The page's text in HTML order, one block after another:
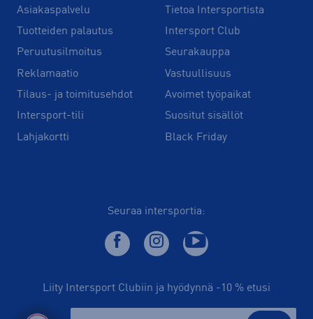
Asiakaspalvelu
Tuotteiden palautus
Peruutusilmoitus
Reklamaatio
Tilaus- ja toimitusehdot
Intersport-tili
Lahjakortti
Tietoa Intersportista
Intersport Club
Seurakauppa
Vastuullisuus
Avoimet työpaikat
Suositut sisällöt
Black Friday
Seuraa intersportia:
Liity Intersport Clubiin ja hyödynnä -10 % etusi